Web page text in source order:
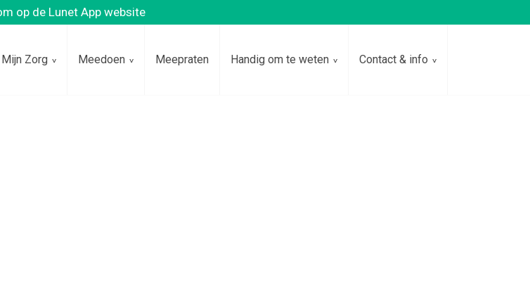
op de Lunet App website
Mijn Zorg Meedoen Meepraten Handig om te weten Contact & info